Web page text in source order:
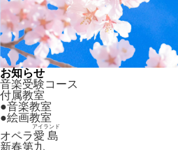
お知らせ
音楽受験コース
付属教室
●音楽教室
●絵画教室
オペラ愛島
アイランド
新春第九